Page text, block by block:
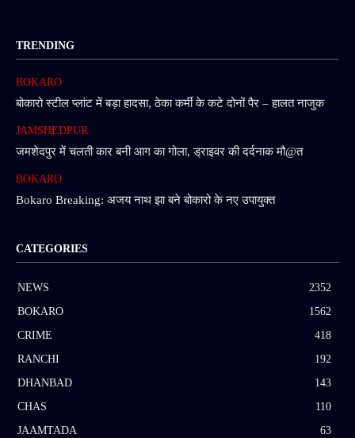
TRENDING
BOKARO
बोकारो स्टील प्लांट में बड़ा हादसा, ठेका कर्मी के कटे दोनों पैर – हालत नाजुक
JAMSHEDPUR
जमशेदपुर में चलती कार बनी आग का गोला, ड्राइवर की दर्दनाक मौ@त
BOKARO
Bokaro Breaking: अजय नाथ झा बने बोकारो के नए उपायुक्त
CATEGORIES
NEWS
2352
BOKARO
1562
CRIME
418
RANCHI
192
DHANBAD
143
CHAS
110
JAAMTADA
63